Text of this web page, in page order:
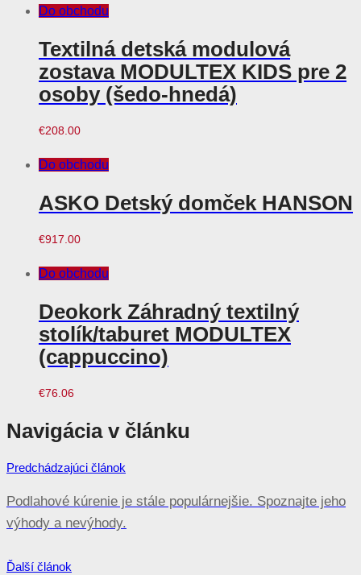
Do obchodu
Textilná detská modulová
zostava MODULTEX KIDS pre 2
osoby (šedo-hnedá)
€208.00
Do obchodu
ASKO Detský domček HANSON
€917.00
Do obchodu
Deokork Záhradný textilný
stolík/taburet MODULTEX
(cappuccino)
€76.06
Navigácia v článku
Predchádzajúci článok
Podlahové kúrenie je stále populárnejšie. Spoznajte jeho
výhody a nevýhody.
Ďalší článok